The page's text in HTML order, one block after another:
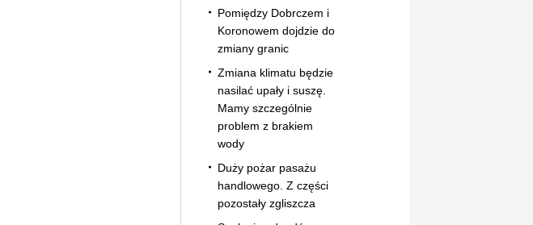
Pomiędzy Dobrczem i
Koronowem dojdzie do
zmiany granic
Zmiana klimatu będzie
nasilać upały i suszę.
Mamy szczególnie
problem z brakiem
wody
Duży pożar pasażu
handlowego. Z części
pozostały zgliszcza